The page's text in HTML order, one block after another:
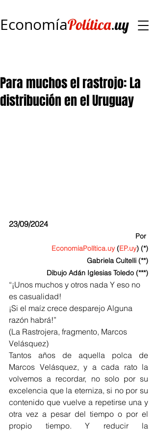
EconomíaPolítica.uy
Para muchos el rastrojo: La
distribución en el Uruguay
23/09/2024
Por
EconomiaPolítica.uy (EP.uy) (*)
Gabriela Cultelli (**)
Dibujo Adán Iglesias Toledo (***)
“¡Unos muchos y otros nada Y eso no
es casualidad!
¡Si el maíz crece desparejo Alguna
razón habrá!”
(La Rastrojera, fragmento, Marcos
Velásquez)
Tantos años de aquella polca de
Marcos Velásquez, y a cada rato la
volvemos a recordar, no solo por su
excelencia que la eterniza, si no por su
contenido que vuelve a repetirse una y
otra vez a pesar del tiempo o por el
propio tiempo. Y reducir la